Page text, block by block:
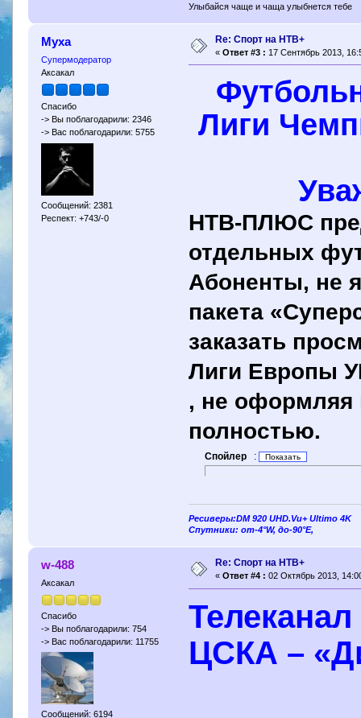
Улыбайся чаще и чаща улыбнется тебе
Муха
Супермодератор
Аксакал
Спасибо
-> Вы поблагодарили: 2346
-> Вас поблагодарили: 5755
Сообщений: 2381
Респект: +743/-0
Re: Спорт на НТВ+
« Ответ #3 : 17 Сентябрь 2013,
Лиги
НТВ-ПЛЮС
отдельных
Абоненты, не
пакета
заказать
Лиги Европы
, не оформляя
полностью.
Спойлер :
Ресиверы:DM 920 UHD.Vu+ Ultimo 4K
Спутники: от-4°W, до-90°E,
w-488
Аксакал
Спасибо
-> Вы поблагодарили: 754
-> Вас поблагодарили: 11755
Сообщений: 6194
Re: Спорт на НТВ+
« Ответ #4 : 02 Октябрь 2013,
ЦСКА –